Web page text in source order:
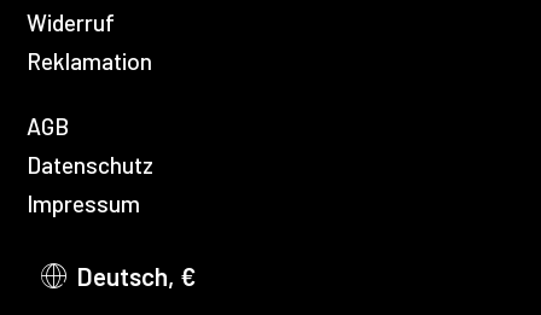
Widerruf
Reklamation
AGB
Datenschutz
Impressum
Deutsch, €